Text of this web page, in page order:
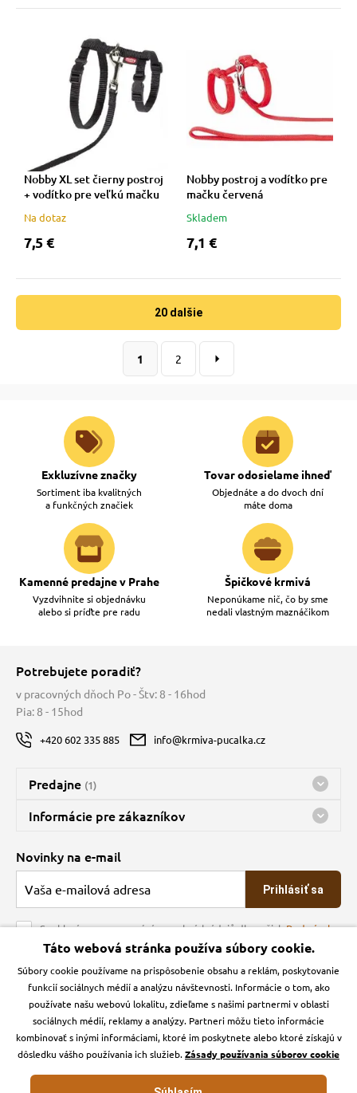
Nobby XL set čierny postroj
+ vodítko pre veľkú mačku
Na dotaz
7,5 €
Nobby postroj a vodítko pre
mačku červená
Skladem
7,1 €
20 dalšie
1 2
Exkluzívne značky
Sortiment iba kvalitných
a funkčných značiek
Tovar odosielame ihneď
Objednáte a do dvoch dní
máte doma
Kamenné predajne v Prahe
Vyzdvihnite si objednávku
alebo si príďte pre radu
Špičkové krmivá
Neponúkame nič, čo by sme
nedali vlastným maznáčikom
Potrebujete poradiť?
v pracovných dňoch Po - Štv: 8 - 16hod
Pia: 8 - 15hod
+420 602 335 885 info@krmiva-pucalka.cz
Predajne (1)
Predajňa a sklad Kbely
Bohužiaľ, momentálne máme zatvorené
Informácie pre zákazníkov
O spoločnosti
Veľkoobchod
Obchodné podmienky
Kontakt
Podmienky ochrany osobných údajov
Zásady používanie cookies a Google Analytics
Novinky na e-mail
Prihlásiť sa
Souhlasím se zpracováním osobních údajů dle našichPodmínek
ochrany osobních údajů
Krmiva Pučálka na sociálnych sieťach
Instagran Facebook
Táto webová stránka používa súbory cookie.
Súbory cookie používame na prispôsobenie obsahu a reklám, poskytovanie
funkcií sociálnych médií a analýzu návštevnosti. Informácie o tom, ako
používate našu webovú lokalitu, zdieľame s našimi partnermi v oblasti
sociálnych médií, reklamy a analýzy. Partneri môžu tieto informácie
kombinovať s inými informáciami, ktoré im poskytnete alebo ktoré získajú v
dôsledku vášho používania ich služieb.Zásady používania súborov cookie